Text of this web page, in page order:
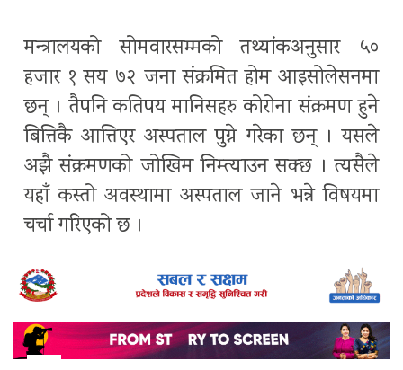
मन्त्रालयको सोमवारसम्मको तथ्यांकअनुसार ५०
हजार १ सय ७२ जना संक्रमित होम आइसोलेसनमा
छन् । तैपनि कतिपय मानिसहरु कोरोना संक्रमण हुने
बित्तिकै आत्तिएर अस्पताल पुग्ने गरेका छन् । यसले
अझै संक्रमणको जोखिम निम्त्याउन सक्छ । त्यसैले
यहाँ कस्तो अवस्थामा अस्पताल जाने भन्ने विषयमा
चर्चा गरिएको छ ।